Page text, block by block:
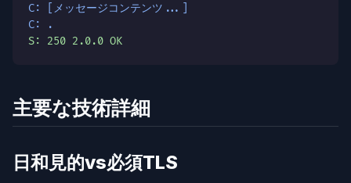
C: [メッセージコンテンツ...]
C: .
S: 250 2.0.0 OK
主要な技術詳細
日和見的vs必須TLS